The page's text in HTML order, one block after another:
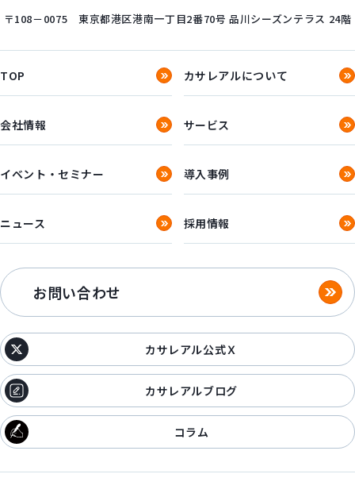
〒108－0075 東京都港区港南一丁目2番70号 品川シーズンテラス 24階
TOP カサレアルについて
会社情報 サービス
イベント・セミナー 導入事例
ニュース 採用情報
お問い合わせ
カサレアル公式Ｘ
カサレアルブログ
コラム